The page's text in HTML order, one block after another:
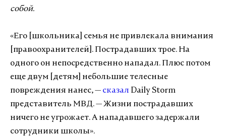
собой.
«Его [школьника] семья не привлекала внимания
[правоохранителей]. Пострадавших трое. На
одного он непосредственно нападал. Плюс потом
еще двум [детям] небольшие телесные
повреждения нанес, — сказал Daily Storm
представитель МВД. — Жизни пострадавших
ничего не угрожает. А нападавшего задержали
сотрудники школы».